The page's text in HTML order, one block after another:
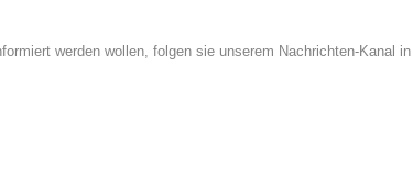
werden wollen, folgen sie unserem Nachrichten-Kanal